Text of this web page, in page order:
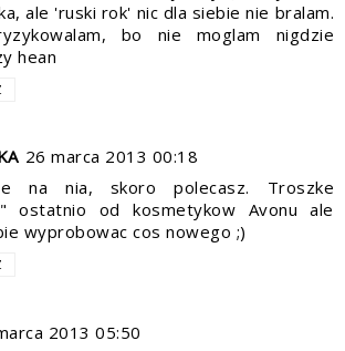
ale 'ruski rok' nic dla siebie nie bralam.
bo nie moglam nigdzie
hean
26 marca 2013 00:18
na nia, skoro polecasz. Troszke
ostatnio od kosmetykow Avonu ale
wyprobowac cos nowego ;)
2013 05:50